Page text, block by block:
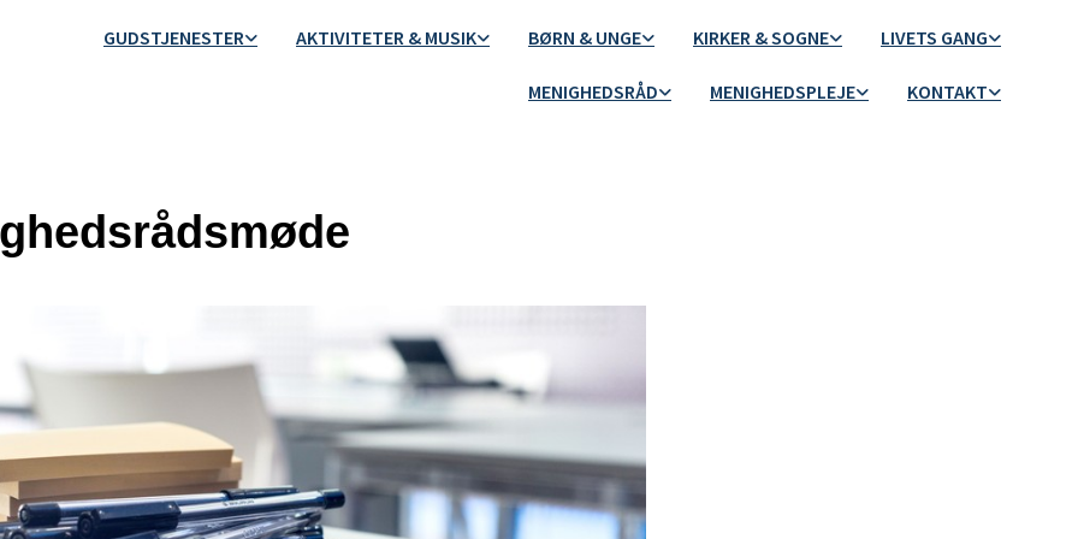
GUDSTJENESTER AKTIVITETER & MUSIK BØRN & UNGE KIRKER & SOGNE LIVETS GANG
MENIGHEDSRÅD MENIGHEDSPLEJE KONTAKT